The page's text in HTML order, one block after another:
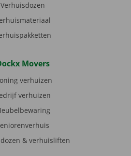
Verhuisdozen
Movers
verhuizen
verhuizen
& verhuisliften